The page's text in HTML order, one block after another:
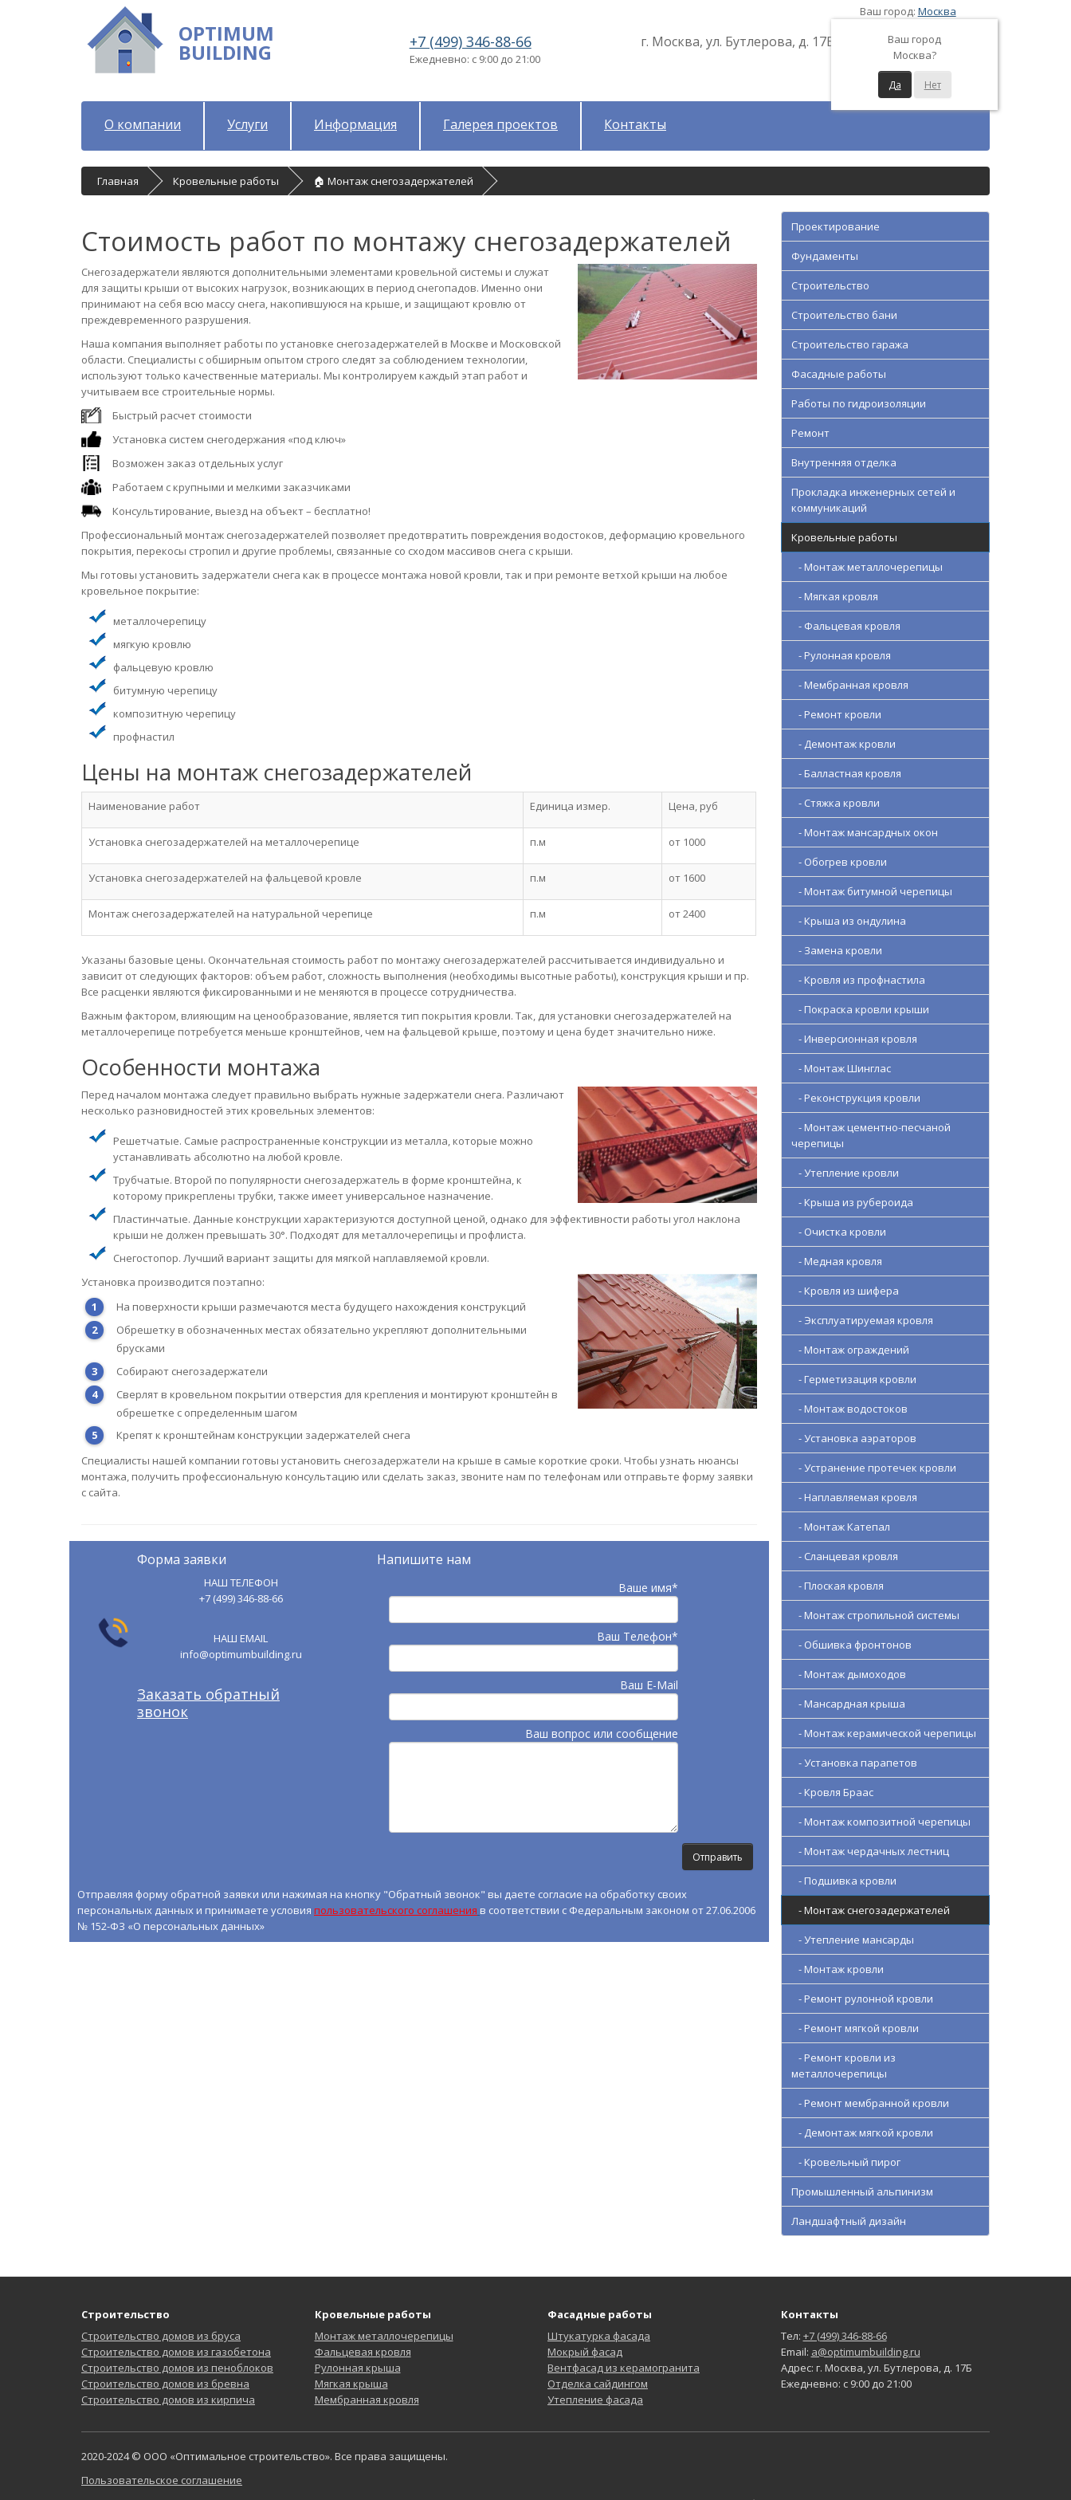
OPTIMUM
BUILDING +7 (499) 346-88-66
Ежедневно: с 9:00 до 21:00
г. Москва, ул. Бутлерова, д. 17Б
Ваш город: Москва
Ваш город
Москва?
Да Нет
О компании Услуги Информация Галерея проектов Контакты
Главная Кровельные работы 🏠 Монтаж снегозадержателей
Стоимость работ по монтажу снегозадержателей
Снегозадержатели являются дополнительными элементами кровельной системы и служат
для защиты крыши от высоких нагрузок, возникающих в период снегопадов. Именно они
принимают на себя всю массу снега, накопившуюся на крыше, и защищают кровлю от
преждевременного разрушения.
Наша компания выполняет работы по установке снегозадержателей в Москве и Московской
области. Специалисты с обширным опытом строго следят за соблюдением технологии,
используют только качественные материалы. Мы контролируем каждый этап работ и
учитываем все строительные нормы.
Быстрый расчет стоимости
Установка систем снегодержания «под ключ»
Возможен заказ отдельных услуг
Работаем с крупными и мелкими заказчиками
Консультирование, выезд на объект – бесплатно!
Профессиональный монтаж снегозадержателей позволяет предотвратить повреждения водостоков, деформацию кровельного
покрытия, перекосы стропил и другие проблемы, связанные со сходом массивов снега с крыши.
Мы готовы установить задержатели снега как в процессе монтажа новой кровли, так и при ремонте ветхой крыши на любое
кровельное покрытие:
металлочерепицу
мягкую кровлю
фальцевую кровлю
битумную черепицу
композитную черепицу
профнастил
Цены на монтаж снегозадержателей
Наименование работ Единица измер. Цена, руб
Установка снегозадержателей на металлочерепице п.м от 1000
Установка снегозадержателей на фальцевой кровле п.м от 1600
Монтаж снегозадержателей на натуральной черепице п.м от 2400
Указаны базовые цены. Окончательная стоимость работ по монтажу снегозадержателей рассчитывается индивидуально и
зависит от следующих факторов: объем работ, сложность выполнения (необходимы высотные работы), конструкция крыши и пр.
Все расценки являются фиксированными и не меняются в процессе сотрудничества.
Важным фактором, влияющим на ценообразование, является тип покрытия кровли. Так, для установки снегозадержателей на
металлочерепице потребуется меньше кронштейнов, чем на фальцевой крыше, поэтому и цена будет значительно ниже.
Особенности монтажа
Перед началом монтажа следует правильно выбрать нужные задержатели снега. Различают
несколько разновидностей этих кровельных элементов:
Решетчатые. Самые распространенные конструкции из металла, которые можно
устанавливать абсолютно на любой кровле.
Трубчатые. Второй по популярности снегозадержатель в форме кронштейна, к
которому прикреплены трубки, также имеет универсальное назначение.
Пластинчатые. Данные конструкции характеризуются доступной ценой, однако для эффективности работы угол наклона
крыши не должен превышать 30°. Подходят для металлочерепицы и профлиста.
Снегостопор. Лучший вариант защиты для мягкой наплавляемой кровли.
Установка производится поэтапно:
На поверхности крыши размечаются места будущего нахождения конструкций
Обрешетку в обозначенных местах обязательно укрепляют дополнительными
брусками
Собирают снегозадержатели
Сверлят в кровельном покрытии отверстия для крепления и монтируют кронштейн в
обрешетке с определенным шагом
Крепят к кронштейнам конструкции задержателей снега
Специалисты нашей компании готовы установить снегозадержатели на крыше в самые короткие сроки. Чтобы узнать нюансы
монтажа, получить профессиональную консультацию или сделать заказ, звоните нам по телефонам или отправьте форму заявки
с сайта.
Форма заявки
НАШ ТЕЛЕФОН
+7 (499) 346-88-66
НАШ EMAIL
info@optimumbuilding.ru
Заказать обратный
звонок
Напишите нам
Ваше имя*
Ваш Телефон*
Ваш E-Mail
Ваш вопрос или сообщение
Отправляя форму обратной заявки или нажимая на кнопку "Обратный звонок" вы даете согласие на обработку своих
персональных данных и принимаете условия пользовательского соглашения в соответствии с Федеральным законом от 27.06.2006
№ 152-ФЗ «О персональных данных»
Проектирование
Фундаменты
Строительство
Строительство бани
Строительство гаража
Фасадные работы
Работы по гидроизоляции
Ремонт
Внутренняя отделка
Прокладка инженерных сетей и
коммуникаций
Кровельные работы
- Монтаж металлочерепицы
- Мягкая кровля
- Фальцевая кровля
- Рулонная кровля
- Мембранная кровля
- Ремонт кровли
- Демонтаж кровли
- Балластная кровля
- Стяжка кровли
- Монтаж мансардных окон
- Обогрев кровли
- Монтаж битумной черепицы
- Крыша из ондулина
- Замена кровли
- Кровля из профнастила
- Покраска кровли крыши
- Инверсионная кровля
- Монтаж Шинглас
- Реконструкция кровли
- Монтаж цементно-песчаной
черепицы
- Утепление кровли
- Крыша из рубероида
- Очистка кровли
- Медная кровля
- Кровля из шифера
- Эксплуатируемая кровля
- Монтаж ограждений
- Герметизация кровли
- Монтаж водостоков
- Установка аэраторов
- Устранение протечек кровли
- Наплавляемая кровля
- Монтаж Катепал
- Сланцевая кровля
- Плоская кровля
- Монтаж стропильной системы
- Обшивка фронтонов
- Монтаж дымоходов
- Мансардная крыша
- Монтаж керамической черепицы
- Установка парапетов
- Кровля Браас
- Монтаж композитной черепицы
- Монтаж чердачных лестниц
- Подшивка кровли
- Монтаж снегозадержателей
- Утепление мансарды
- Монтаж кровли
- Ремонт рулонной кровли
- Ремонт мягкой кровли
- Ремонт кровли из
металлочерепицы
- Ремонт мембранной кровли
- Демонтаж мягкой кровли
- Кровельный пирог
Промышленный альпинизм
Ландшафтный дизайн
Строительство
Строительство домов из бруса
Строительство домов из газобетона
Строительство домов из пеноблоков
Строительство домов из бревна
Строительство домов из кирпича
Кровельные работы
Монтаж металлочерепицы
Фальцевая кровля
Рулонная крыша
Мягкая крыша
Мембранная кровля
Фасадные работы
Штукатурка фасада
Мокрый фасад
Вентфасад из керамогранита
Отделка сайдингом
Утепление фасада
Контакты
Тел: +7 (499) 346-88-66
Email: a@optimumbuilding.ru
Адрес: г. Москва, ул. Бутлерова, д. 17Б
Ежедневно: с 9:00 до 21:00
2020-2024 © ООО «Оптимальное строительство». Все права защищены.
Пользовательское соглашение